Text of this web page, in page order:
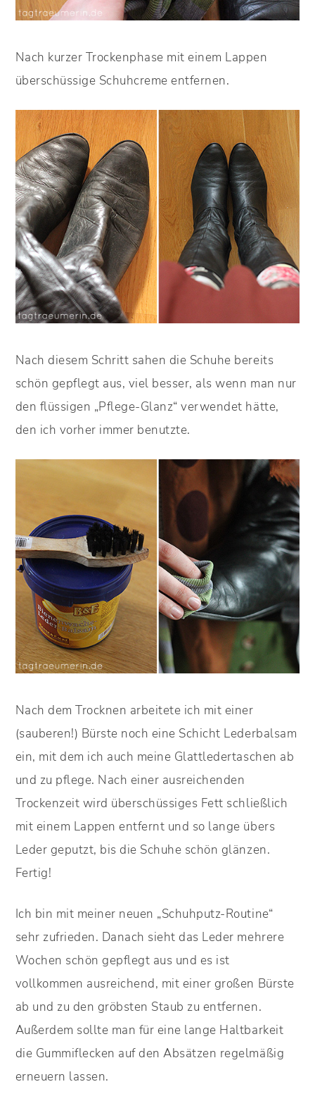
Nach kurzer Trockenphase mit einem Lappen
überschüssige Schuhcreme entfernen.
Nach diesem Schritt sahen die Schuhe bereits
schön gepflegt aus, viel besser, als wenn man nur
den flüssigen „Pflege-Glanz“ verwendet hätte,
den ich vorher immer benutzte.
Nach dem Trocknen arbeitete ich mit einer
(sauberen!) Bürste noch eine Schicht Lederbalsam
ein, mit dem ich auch meine Glattledertaschen ab
und zu pflege. Nach einer ausreichenden
Trockenzeit wird überschüssiges Fett schließlich
mit einem Lappen entfernt und so lange übers
Leder geputzt, bis die Schuhe schön glänzen.
Fertig!
Ich bin mit meiner neuen „Schuhputz-Routine“
sehr zufrieden. Danach sieht das Leder mehrere
Wochen schön gepflegt aus und es ist
vollkommen ausreichend, mit einer großen Bürste
ab und zu den gröbsten Staub zu entfernen.
Außerdem sollte man für eine lange Haltbarkeit
die Gummiflecken auf den Absätzen regelmäßig
erneuern lassen.